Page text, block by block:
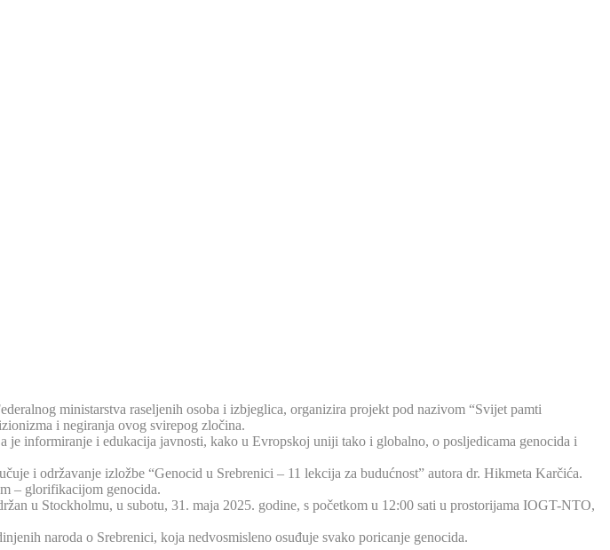
ministarstva raseljenih osoba i izbjeglica, organizira projekt pod nazivom “Svijet pamti
i negiranja ovog svirepog zločina.
informiranje i edukacija javnosti, kako u Evropskoj uniji tako i globalno, o posljedicama genocida i
i održavanje izložbe “Genocid u Srebrenici – 11 lekcija za budućnost” autora dr. Hikmeta Karčića.
– glorifikacijom genocida.
u Stockholmu, u subotu, 31. maja 2025. godine, s početkom u 12:00 sati u prostorijama IOGT-NTO,
naroda o Srebrenici, koja nedvosmisleno osuđuje svako poricanje genocida.